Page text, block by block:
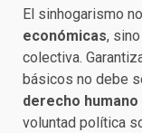
El sinhogarismo
económicas,
colectiva.
básicos no debe
derecho
voluntad política